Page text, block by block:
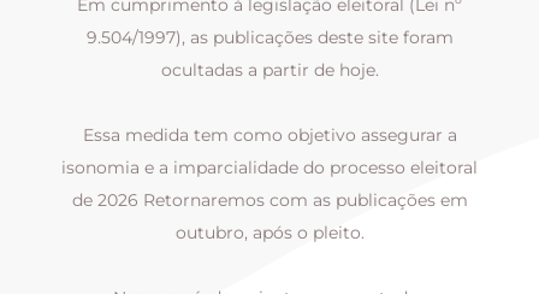
9.504/1997), as publicações deste site foram
ocultadas a partir de hoje.
Essa medida tem como objetivo assegurar a
isonomia e a imparcialidade do processo eleitoral
de 2026 Retornaremos com as publicações em
outubro, após o pleito.